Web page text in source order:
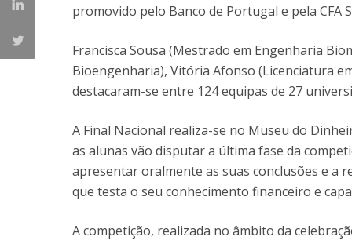
promovido pelo Banco de Portugal e pela CFA
Francisca Sousa (Mestrado em Engenharia
Bioengenharia), Vitória Afonso (Licenciatura
destacaram-se entre 124 equipas de 27
A Final Nacional realiza-se no Museu do
as alunas vão disputar a última fase da
apresentar oralmente as suas conclusões e a
que testa o seu conhecimento financeiro e
A competição, realizada no âmbito da